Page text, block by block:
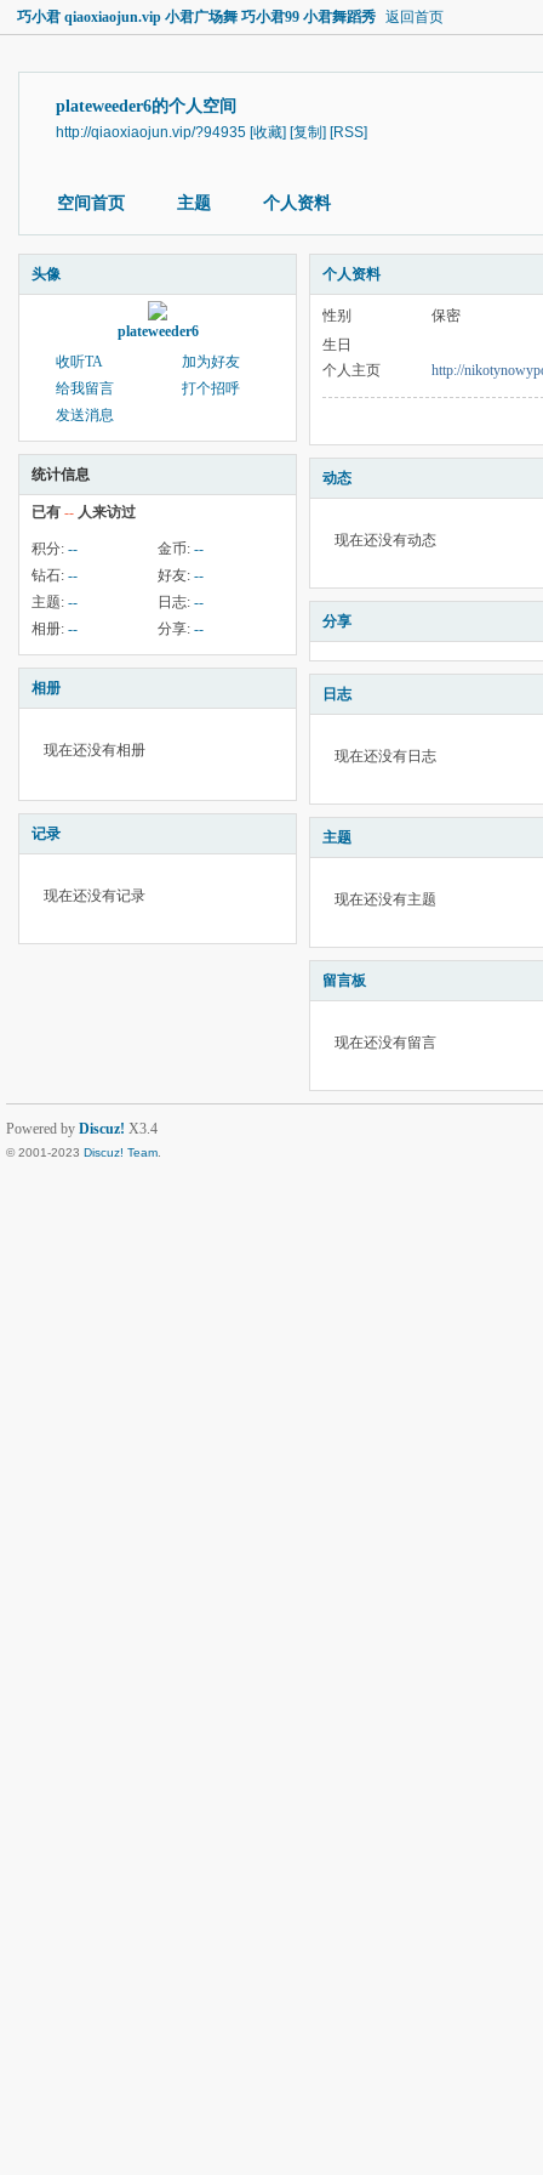
巧小君 qiaoxiaojun.vip 小君广场舞 巧小君99 小君舞蹈秀 返回首页
plateweeder6的个人空间
http://qiaoxiaojun.vip/?94935 [收藏] [复制] [RSS]
空间首页 主题 个人资料
头像
plateweeder6
收听TA
加为好友
给我留言
打个招呼
发送消息
统计信息
已有 -- 人来访过
积分: -- 金币: --
钻石: -- 好友: --
主题: -- 日志: --
相册: -- 分享: --
相册
现在还没有相册
记录
现在还没有记录
个人资料
性别
保密
生日
个人主页
http://
动态
现在还没有动态
分享
日志
现在还没有日志
主题
现在还没有主题
留言板
现在还没有留言
Powered by Discuz! X3.4
© 2001-2023 Discuz! Team